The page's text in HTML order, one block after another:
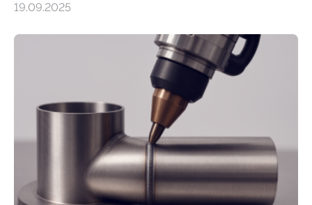
Automobil, Maschinenbau und in der Zulieferindustrie.
Teile als eine Einheit verpacken. Die Anordnung kann
der Benutzer vorgeben und erhält so mehr Kontrolle
über die Positionierung der Bauteile. Die ebenfalls neue
Automatisierungsschnittstelle dient dazu, die Software
besser in spezifische Unternehmensprozesse
einzubinden. Sankt Augustin – Zur Messe FACHPACK
vom 23. bis 25. September in Nürnberg…
19.09.2025